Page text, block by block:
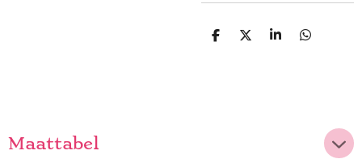
D D S D
Maattabel